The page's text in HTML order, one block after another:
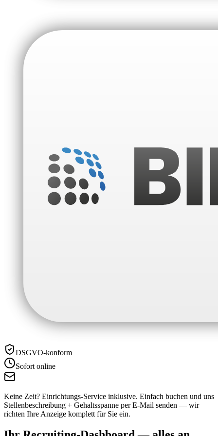
DSGVO-konform
Sofort online
Keine Zeit? Einrichtungs-Service inklusive. Einfach buchen und uns
Stellenbeschreibung + Gehaltsspanne per E-Mail senden — wir
richten Ihre Anzeige komplett für Sie ein.